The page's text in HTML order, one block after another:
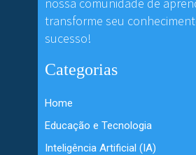
transforme seu
sucesso!
Categorias
Home
Educação e Tecnologia
Inteligência Artificial (IA)